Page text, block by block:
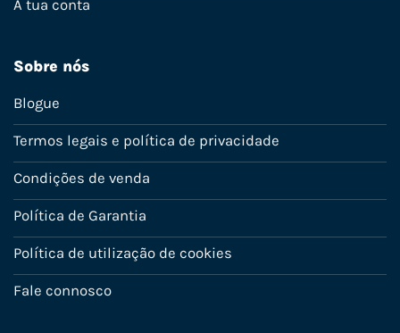
A tua conta
Sobre nós
Blogue
Termos legais e política de privacidade
Condições de venda
Política de Garantia
Política de utilização de cookies
Fale connosco